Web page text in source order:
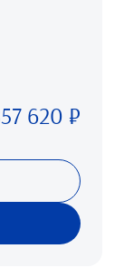
620 ₽